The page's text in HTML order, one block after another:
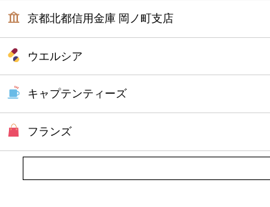
京都北都信用金庫 岡ノ町支店
ウエルシア
キャプテンティーズ
フランズ